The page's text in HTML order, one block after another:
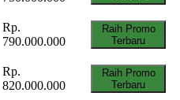
Rp.
790.000.000
Raih Promo
Terbaru
Rp.
820.000.000
Raih Promo
Terbaru